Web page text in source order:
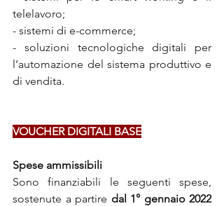
telelavoro;
- sistemi di e-commerce;
- soluzioni tecnologiche digitali per
l’automazione del sistema produttivo e
di vendita.
VOUCHER DIGITALI BASE
Spese ammissibili
Sono finanziabili le seguenti spese,
sostenute a partire dal 1° gennaio 2022